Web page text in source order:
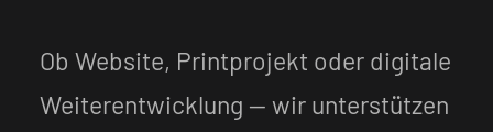
Ob Website, Printprojekt oder digitale
Weiterentwicklung — wir unterstützen